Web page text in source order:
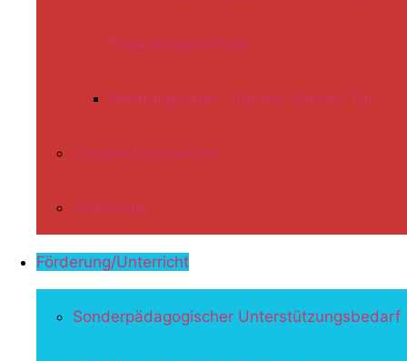
Regenbogenschule
Beratungstage- Tag der offenen Tür
Kooperationspartner
Download
Förderung/Unterricht
Sonderpädagogischer Unterstützungsbedarf